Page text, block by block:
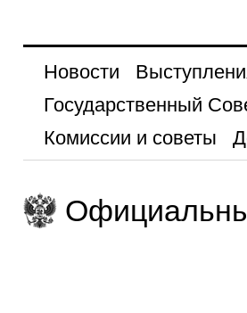
Новости
Государственный
Комиссии и советы